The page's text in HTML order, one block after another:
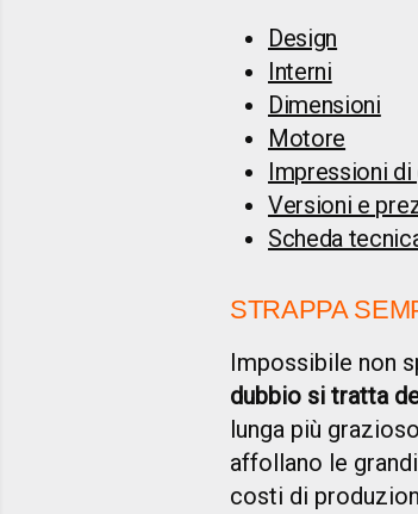
Design
Interni
Dimensioni
Motore
Impressioni di
Versioni e
Scheda
STRAPPA
Impossibile non
dubbio si tratta
lunga più
affollano le
costi di